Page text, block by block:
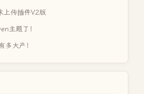
上传插件V2版
主题了！
多大产！